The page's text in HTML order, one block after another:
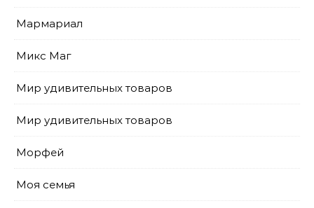
Мармариал
Микс Маг
Мир удивительных товаров
Мир удивительных товаров
Морфей
Моя семья